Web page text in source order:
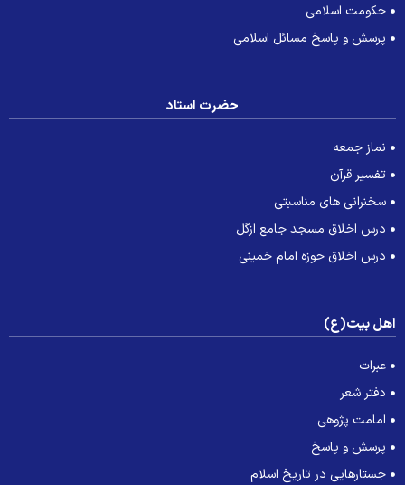
حکومت اسلامی
پرسش و پاسخ مسائل اسلامی
حضرت استاد
نماز جمعه
تفسیر قرآن
سخنرانی های مناسبتی
درس اخلاق مسجد جامع ازگل
درس اخلاق حوزه امام خمینی
بیت(ع)
عبرات
دفتر شعر
امامت پژوهی
پرسش و پاسخ
جستارهایی در تاریخ اسلام